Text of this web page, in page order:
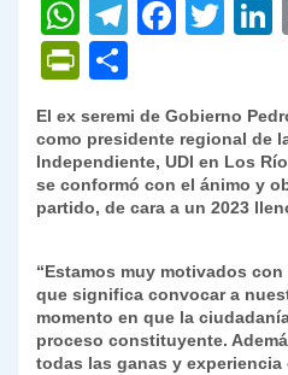
W
h
at
s
A
p
T
gr
a
m
F
e
b
o
k
T
er
P
nt
Fr
ie
dl
y
o
m
p
ar
El ex seremi de Gobierno
como presidente regional de
Independiente, UDI en Los
se conformó con el ánimo y
partido, de cara a un 2023
“Estamos muy motivados
que significa convocar a
momento en que la
proceso constituyente.
todas las ganas y